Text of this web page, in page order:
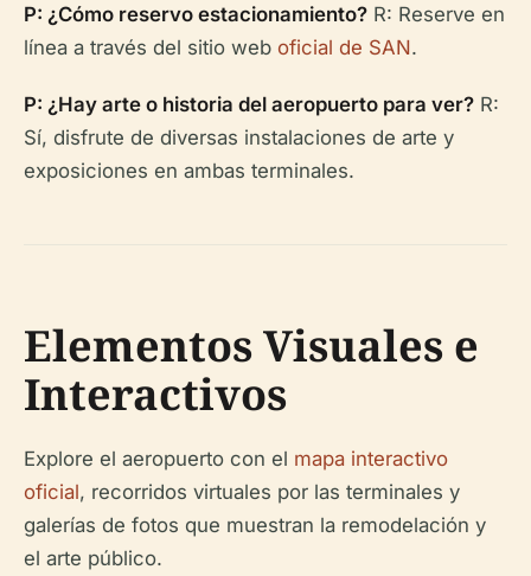
P: ¿Cómo reservo estacionamiento? R: Reserve en
línea a través del sitio web oficial de SAN.
P: ¿Hay arte o historia del aeropuerto para ver? R:
Sí, disfrute de diversas instalaciones de arte y
exposiciones en ambas terminales.
Elementos Visuales e
Interactivos
Explore el aeropuerto con el mapa interactivo
oficial, recorridos virtuales por las terminales y
galerías de fotos que muestran la remodelación y
el arte público.